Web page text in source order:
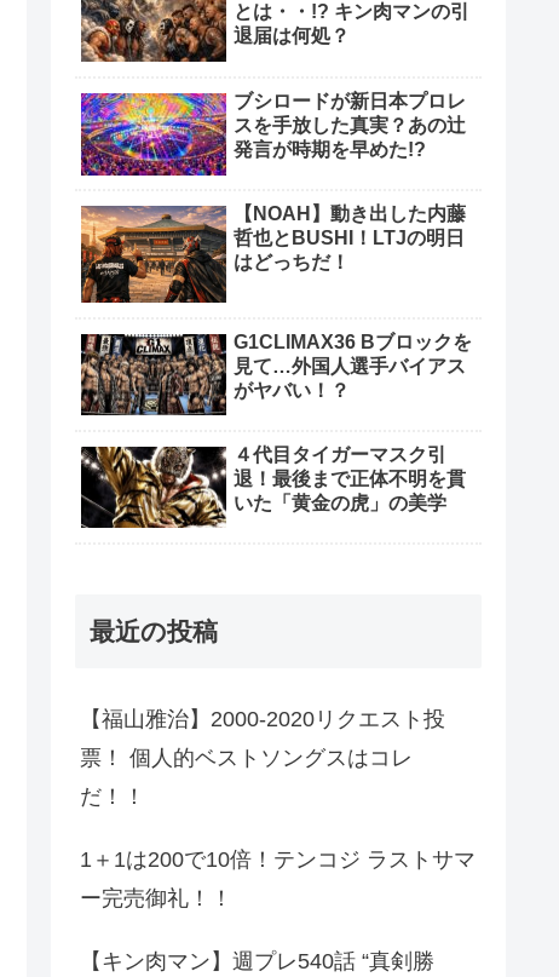
とは・・!? キン肉マンの引
退届は何処？
ブシロードが新日本プロレ
スを手放した真実？あの辻
発言が時期を早めた!?
【NOAH】動き出した内藤
哲也とBUSHI！LTJの明日
はどっちだ！
G1CLIMAX36 Bブロックを
見て…外国人選手バイアス
がヤバい！？
４代目タイガーマスク引
退！最後まで正体不明を貫
いた「黄金の虎」の美学
最近の投稿
【福山雅治】2000-2020リクエスト投
票！ 個人的ベストソングスはコレ
だ！！
1＋1は200で10倍！テンコジ ラストサマ
ー完売御礼！！
【キン肉マン】週プレ540話 “真剣勝